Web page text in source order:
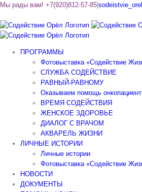
Skip
content
Мы рады вам! +7(920)812-57-85
ПРОГРАММЫ
Фотовыставка «Содействие
СЛУЖБА СОДЕЙСТВИЕ
РАВНЫЙ-РАВНОМУ
Оказываем помощь
ВРЕМЯ СОДЕЙСТВИЯ
ЖЕНСКОЕ ЗДОРОВЬЕ
ДИАЛОГ С ВРАЧОМ
АКВАРЕЛЬ ЖИЗНИ
ЛИЧНЫЕ ИСТОРИИ
Личные истории
Фотовыставка «Содействие
НОВОСТИ
ДОКУМЕНТЫ